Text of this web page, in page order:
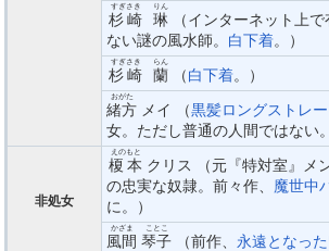
杉崎
すぎさき
琳
りん
（インターネット上
ない謎の風水師。 白下着。）
杉崎
すぎさき
蘭
らん
（白下着。）
緒方
おがた
メイ （黒髪ロングストレ
女。ただし普通の人間ではない
非処女
榎本
えのもと
クリス （元『特対室』メ
の忠実な奴隷。前々作、 魔世中
に。）
風間
かざま
琴子
ことこ
（前作、 永遠となっ